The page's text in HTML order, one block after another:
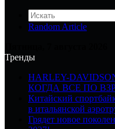
Random Article
Тренды
HARLEY-
КОГДА ВСЕ ПО
Китайский
в итальянской
Грядет новое